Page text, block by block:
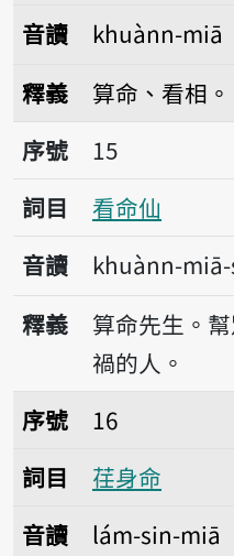
音讀
khuànn-miā
釋義
算命、看相。
序號15看命仙
序號
15
詞目
看命仙
音讀
khuànn-
釋義
算命先生。
禍的人。
序號16荏身命
序號
16
詞目
荏身命
音讀
lám-sin-miā